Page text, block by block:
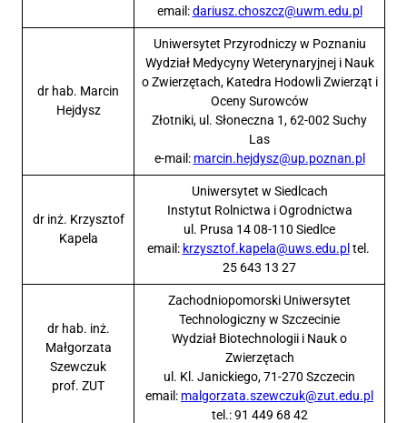
email:dariusz.choszcz@uwm.edu.pl
dr hab. Marcin
Hejdysz
Uniwersytet Przyrodniczy w Poznaniu
Wydział Medycyny Weterynaryjnej i Nauk
o Zwierzętach, Katedra Hodowli Zwierząt i
Oceny Surowców
Złotniki, ul. Słoneczna 1, 62-002 Suchy
Las
e-mail: marcin.hejdysz@up.poznan.pl
dr inż. Krzysztof
Kapela
Uniwersytet w Siedlcach
Instytut Rolnictwa i Ogrodnictwa
ul. Prusa 14 08-110 Siedlce
email: krzysztof.kapela@uws.edu.pl tel.
25 643 13 27
dr hab. inż.
Małgorzata
Szewczuk
prof. ZUT
Zachodniopomorski Uniwersytet
Technologiczny w Szczecinie
Wydział Biotechnologii i Nauk o
Zwierzętach
ul. Kl. Janickiego, 71-270 Szczecin
email: malgorzata.szewczuk@zut.edu.pl
tel.: 91 449 68 42